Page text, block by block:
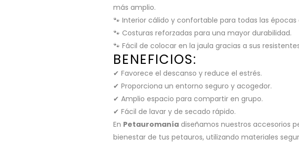
más amplio.
🐾 Interior cálido y confortable para todas las épocas
🐾 Costuras reforzadas para una mayor durabilidad.
🐾 Fácil de colocar en la jaula gracias a sus
BENEFICIOS:
✔ Favorece el descanso y reduce el estrés.
✔ Proporciona un entorno seguro y acogedor.
✔ Amplio espacio para compartir en grupo.
✔ Fácil de lavar y de secado rápido.
En Petauromanía diseñamos nuestros accesorios
bienestar de tus petauros, utilizando materiales